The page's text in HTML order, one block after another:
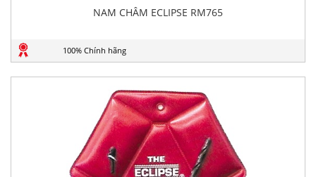
NAM CHÂM ECLIPSE RM765
100% Chính hãng